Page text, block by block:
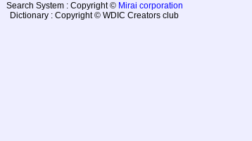
Search System : Copyright © Mirai corporation
Dictionary : Copyright © WDIC Creators club